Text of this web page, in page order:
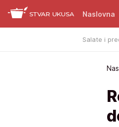
Naslovna
Salate i